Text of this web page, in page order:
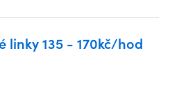
linky 135 - 170kč/hod